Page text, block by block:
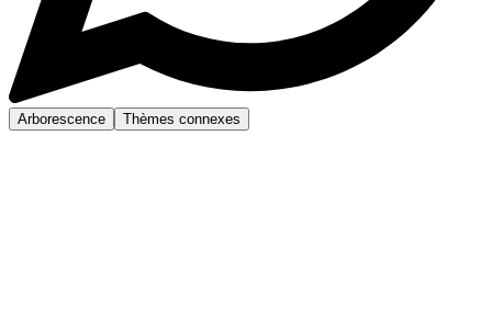
Arborescence Thèmes connexes